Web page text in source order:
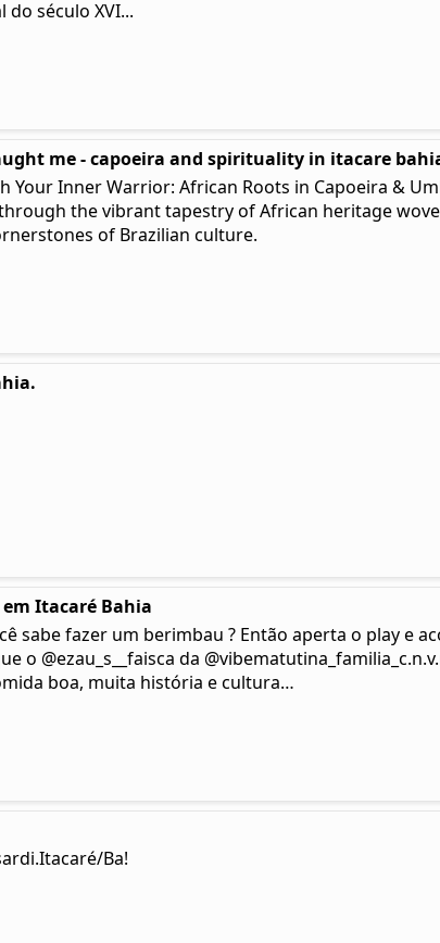
século XVI...
me - capoeira and spirituality in itacare
Your Inner Warrior: African Roots in Capoeira &
the vibrant tapestry of African heritage
of Brazilian culture.
Itacaré Bahia
sabe fazer um berimbau ? Então aperta o play e
o @ezau_s__faisca da
boa, muita história e cultura…
Ba!